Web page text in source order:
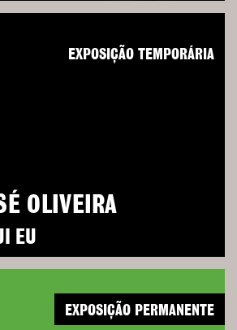
OLIVEIRA
EU
EXPOSIÇÃO TEMPORÁRIA
EXPOSIÇÃO PERMANENTE